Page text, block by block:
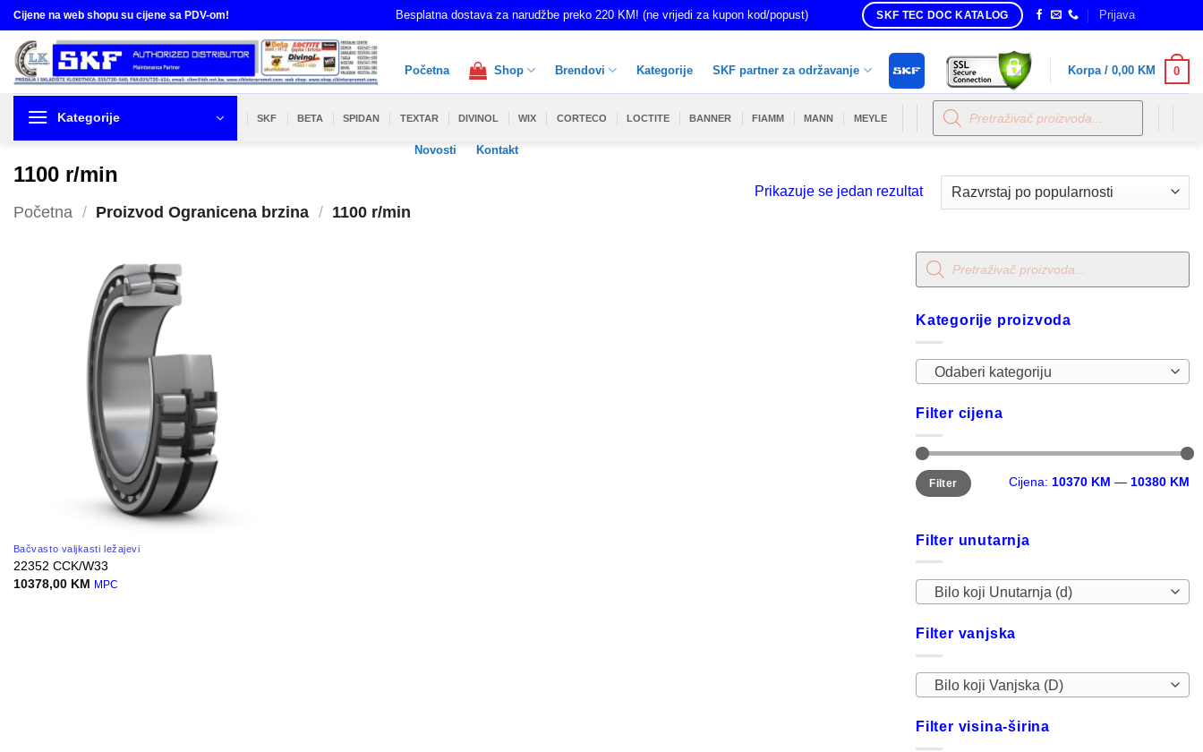
Skip
to
content
Cijene na web shopu su cijene sa PDV-om! Besplatna dostava za narudžbe preko 220 KM! (ne vrijedi za kupon kod/popust) SKF TEC DOC KATALOG Prijava
Početna Shop Brendovi Kategorije SKF partner za održavanje
Novosti Kontakt
Korpa / 0,00 KM 0
Kategorije SKF BETA SPIDAN TEXTAR DIVINOL WIX CORTECO LOCTITE BANNER FIAMM MANN MEYLE
Products
search
1100 r/min
Početna / Proizvod Ogranicena brzina / 1100 r/min
Prikazuje se jedan rezultat
Bačvasto valjkasti ležajevi
22352 CCK/W33
10378,00 KM MPC
Products
search
Kategorije proizvoda
Odaberi kategoriju
Filter cijena
Minimalna
cijena
Maksimalna
cijena
Filter Cijena: 10370 KM — 10380 KM
Filter unutarnja
Bilo koji Unutarnja (d)
Filter vanjska
Bilo koji Vanjska (D)
Filter visina-širina